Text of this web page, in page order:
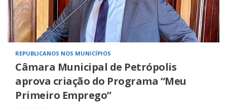
REPUBLICANOS NOS MUNICÍPIOS
Câmara Municipal de Petrópolis
aprova criação do Programa “Meu
Primeiro Emprego”